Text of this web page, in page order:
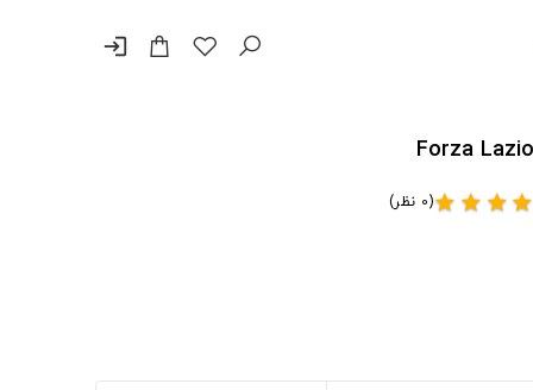
login
star
star
star
star(0 نظر)